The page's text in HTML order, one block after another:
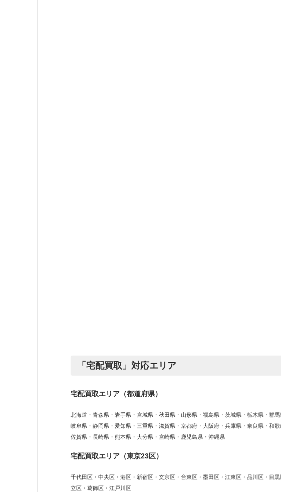
「宅配買取」対応エリア
宅配買取エリア（都道府県）
北海道・青森県・岩手県・宮城県・秋田県・山形県・福島県・茨城県・栃木県・群
岐阜県・静岡県・愛知県・三重県・滋賀県・京都府・大阪府・兵庫県・奈良県・和
佐賀県・長崎県・熊本県・大分県・宮崎県・鹿児島県・沖縄県
宅配買取エリア（東京23区）
千代田区・中央区・港区・新宿区・文京区・台東区・墨田区・江東区・品川区・目
立区・葛飾区・江戸川区